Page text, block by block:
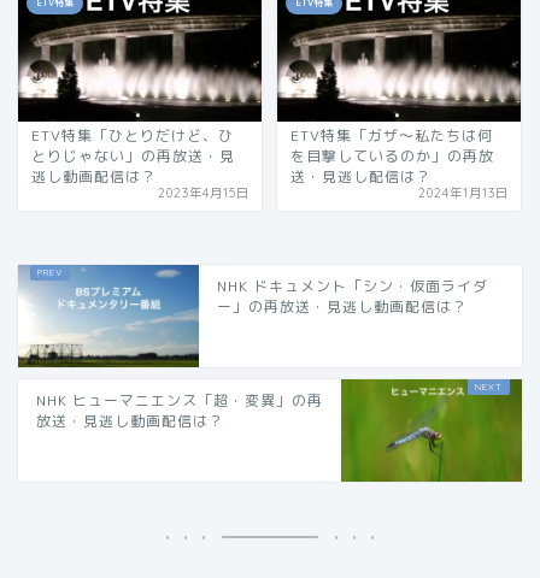
ETV特集「ひとりだけど、ひ
とりじゃない」の再放送・見
逃し動画配信は？
2023年4月15日
ETV特集「ガザ〜私たちは何
を目撃しているのか」の再放
送・見逃し配信は？
2024年1月13日
NHK ドキュメント「シン・仮面ライダ
ー」の再放送・見逃し動画配信は？
NHK ヒューマニエンス「超・変異」の再
放送・見逃し動画配信は？